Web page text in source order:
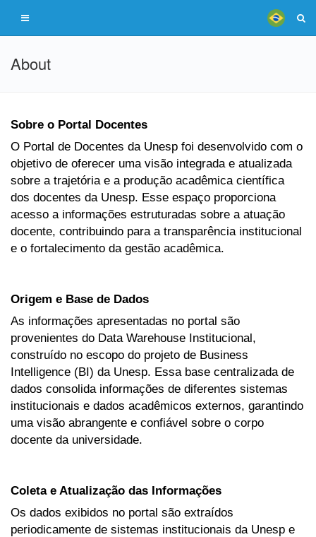
About
Sobre o Portal Docentes
O Portal de Docentes da Unesp foi desenvolvido com o
objetivo de oferecer uma visão integrada e atualizada
sobre a trajetória e a produção acadêmica científica
dos docentes da Unesp. Esse espaço proporciona
acesso a informações estruturadas sobre a atuação
docente, contribuindo para a transparência institucional
e o fortalecimento da gestão acadêmica.
Origem e Base de Dados
As informações apresentadas no portal são
provenientes do Data Warehouse Institucional,
construído no escopo do projeto de Business
Intelligence (BI) da Unesp. Essa base centralizada de
dados consolida informações de diferentes sistemas
institucionais e dados acadêmicos externos, garantindo
uma visão abrangente e confiável sobre o corpo
docente da universidade.
Coleta e Atualização das Informações
Os dados exibidos no portal são extraídos
periodicamente de sistemas institucionais da Unesp e